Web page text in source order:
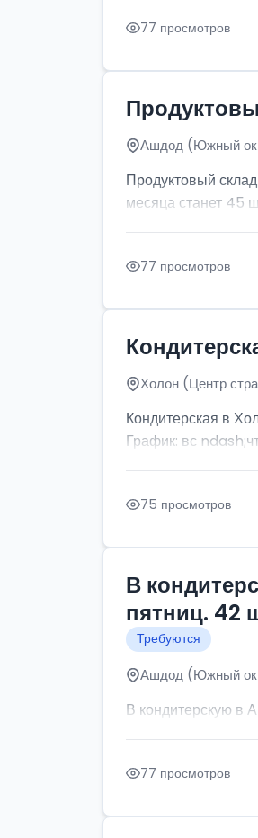
77 просмотров
Ашдод (Южный
Продуктовый
месяца станет 45
77 просмотров
Холон (Центр
Кондитерская в
График: вс
75 просмотров
В
пятниц. 42
Требуются
Ашдод (Южный
В кондитерскую в
77 просмотров